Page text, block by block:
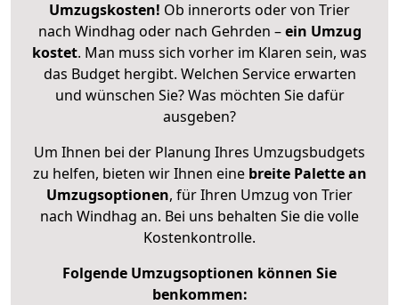
Umzugskosten! Ob innerorts oder von Trier
nach Windhag oder nach Gehrden –ein Umzug
kostet. Man muss sich vorher im Klaren sein, was
das Budget hergibt. Welchen Service erwarten
und wünschen Sie? Was möchten Sie dafür
ausgeben?
Um Ihnen bei der Planung Ihres Umzugsbudgets
zu helfen, bieten wir Ihnen eine breite Palette an
Umzugsoptionen, für Ihren Umzug von Trier
nach Windhag an. Bei uns behalten Sie die volle
Kostenkontrolle.
Folgende Umzugsoptionen können Sie
benkommen: